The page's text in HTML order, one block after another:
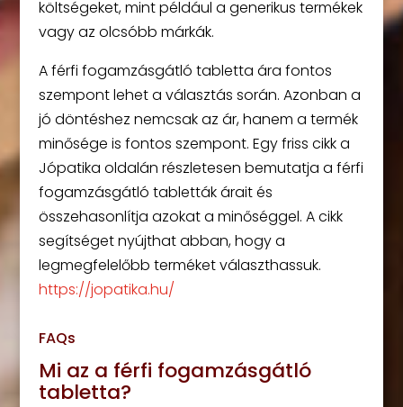
költségeket, mint például a generikus termékek
vagy az olcsóbb márkák.
A férfi fogamzásgátló tabletta ára fontos
szempont lehet a választás során. Azonban a
jó döntéshez nemcsak az ár, hanem a termék
minősége is fontos szempont. Egy friss cikk a
Jópatika oldalán részletesen bemutatja a férfi
fogamzásgátló tabletták árait és
összehasonlítja azokat a minőséggel. A cikk
segítséget nyújthat abban, hogy a
legmegfelelőbb terméket választhassuk.
https://jopatika.hu/
FAQs
Mi az a férfi fogamzásgátló
tabletta?